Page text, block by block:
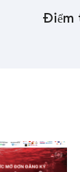
Điểm